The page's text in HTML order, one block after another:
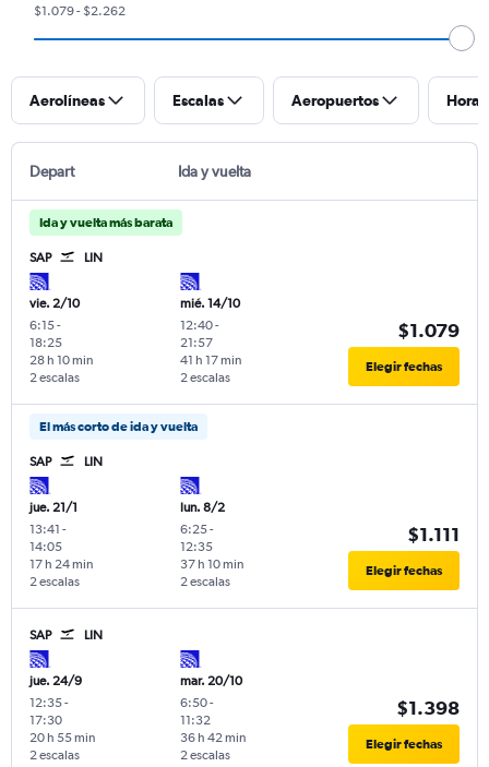
$1.079 - $2.262
Aerolíneas Escalas Aeropuertos
Depart Ida y vuelta
Ida y vuelta más barata
SAP LIN
vie. 2/10
6:15-
18:25
2 escalas
28 h 10 min
mié. 14/10
12:40-
21:57
2 escalas
41 h 17 min
$1.079
Elegir fechas
El más corto de ida y vuelta
SAP LIN
jue. 21/1
13:41 -
14:05
2 escalas
17 h 24 min
lun. 8/2
6:25-
12:35
2 escalas
37 h 10 min
$1.111
Elegir fechas
SAP LIN
jue. 24/9
12:35-
17:30
2 escalas
20 h 55 min
mar. 20/10
6:50-
11:32
2 escalas
36 h 42 min
$1.398
Elegir fechas